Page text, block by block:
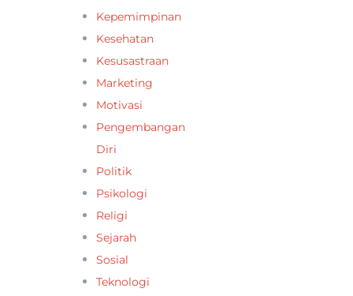
Kepemimpinan
Kesehatan
Kesusastraan
Marketing
Motivasi
Pengembangan
Diri
Politik
Psikologi
Religi
Sejarah
Sosial
Teknologi